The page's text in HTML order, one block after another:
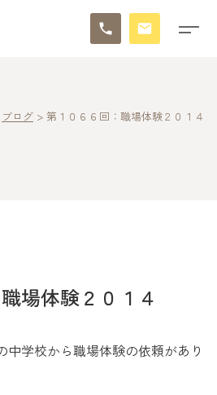
ブログ > 第１０６６回：職場体験２０１４
場体験２０１４
中学校から職場体験の依頼があり